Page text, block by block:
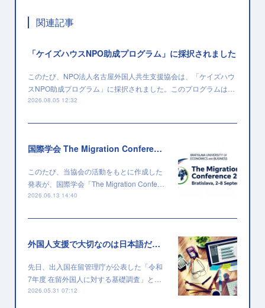
関連記事
「ケイズハウスNPO助成プログラム」に採択されました
このたび、NPO法人名古屋外国人共生支援協会は、「ケイズハウ
スNPO助成プログラム」に採択されました。このプログラムは…
2026.08.05 12:32
国際学会 The Migration Conference 2026 に採択されました
このたび、当協会の活動をもとに作成した
発表が、国際学会「The Migration Confe…
2026.06.13 14:40
外国人支援で大切なのは日本語だけではない
先日、出入国在留管理庁が公表した「令和
7年度 在留外国人に対する基礎調査」と…
2026.05.31 07:12